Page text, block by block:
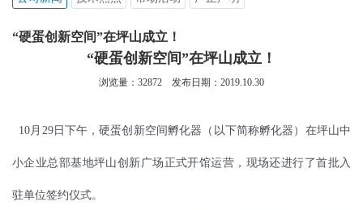
“硬蛋创新空间”在坪山成立！
“硬蛋创新空间”在坪山成立！
浏览量： 32872 发布日期：2019.10.30
10月29日下午，硬蛋创新空间孵化器（以下简称孵化器）在坪山中
小企业总部基地坪山创新广场正式开馆运营，现场还进行了首批入
驻单位签约仪式。